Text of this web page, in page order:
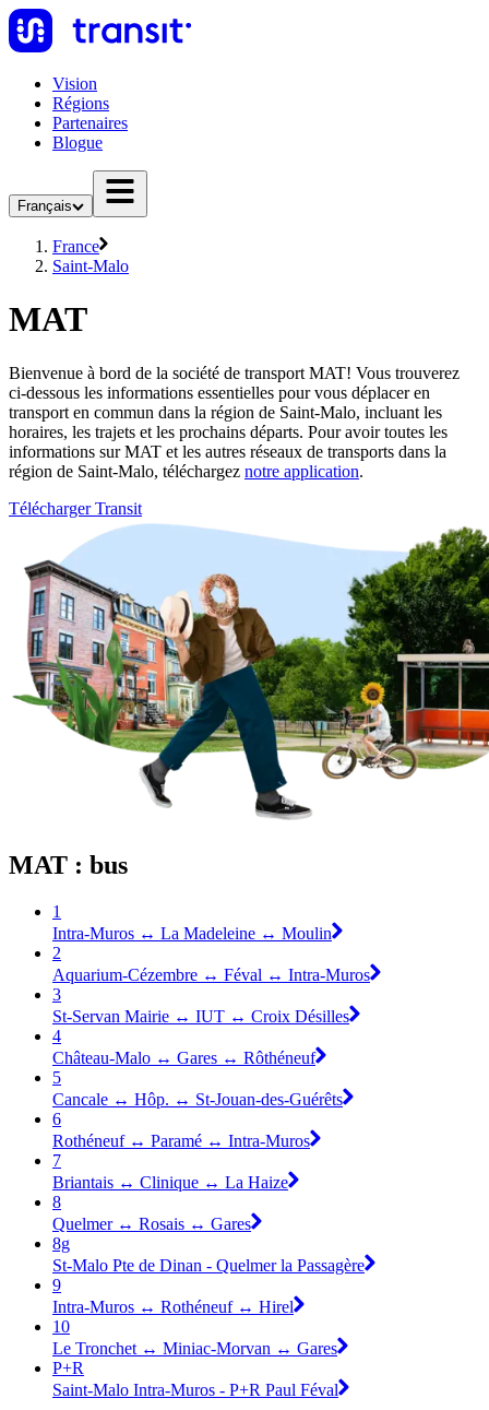
Vision
Régions
Partenaires
Blogue
Français
France
Saint-Malo
MAT
Bienvenue à bord de la société de transport MAT! Vous trouverez
ci-dessous les informations essentielles pour vous déplacer en
transport en commun dans la région de Saint-Malo, incluant les
horaires, les trajets et les prochains départs. Pour avoir toutes les
informations sur MAT et les autres réseaux de transports dans la
région de Saint-Malo, téléchargez notre application.
Télécharger Transit
MAT : bus
1
Intra-Muros ↔︎ La Madeleine ↔︎ Moulin
2
Aquarium-Cézembre ↔︎ Féval ↔︎ Intra-Muros
3
St-Servan Mairie ↔︎ IUT ↔︎ Croix Désilles
4
Château-Malo ↔︎ Gares ↔︎ Rôthéneuf
5
Cancale ↔︎ Hôp. ↔︎ St-Jouan-des-Guérêts
6
Rothéneuf ↔︎ Paramé ↔︎ Intra-Muros
7
Briantais ↔︎ Clinique ↔︎ La Haize
8
Quelmer ↔︎ Rosais ↔︎ Gares
8g
St-Malo Pte de Dinan - Quelmer la Passagère
9
Intra-Muros ↔︎ Rothéneuf ↔︎ Hirel
10
Le Tronchet ↔︎ Miniac-Morvan ↔︎ Gares
P+R
Saint-Malo Intra-Muros - P+R Paul Féval